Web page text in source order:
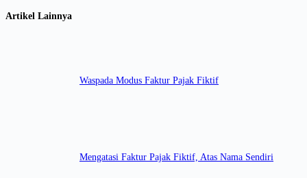
Artikel Lainnya
Waspada Modus Faktur Pajak Fiktif
Mengatasi Faktur Pajak Fiktif, Atas Nama Sendiri